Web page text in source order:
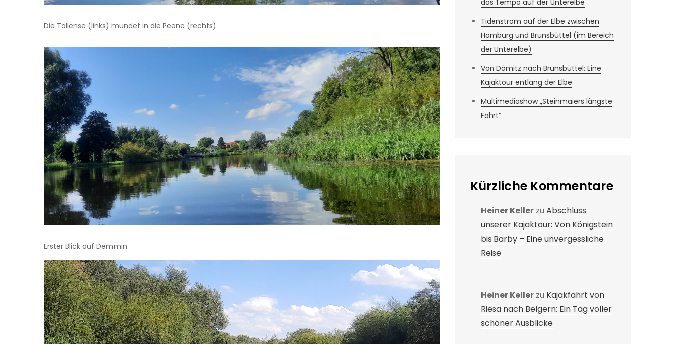
Die Tollense (links) mündet in die Peene (rechts)
Erster Blick auf Demmin
das Tempo auf der Unterelbe
Tidenstrom auf der Elbe zwischen
Hamburg und Brunsbüttel (im Bereich
der Unterelbe)
Von Dömitz nach Brunsbüttel: Eine
Kajaktour entlang der Elbe
Multimediashow „Steinmaiers längste
Fahrt“
Kürzliche Kommentare
Heiner Keller zu Abschluss
unserer Kajaktour: Von Königstein
bis Barby – Eine unvergessliche
Reise
Heiner Keller zu Kajakfahrt von
Riesa nach Belgern: Ein Tag voller
schöner Ausblicke